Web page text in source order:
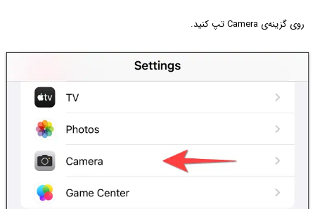
روی گزینه‌ی Camera تپ کنید.